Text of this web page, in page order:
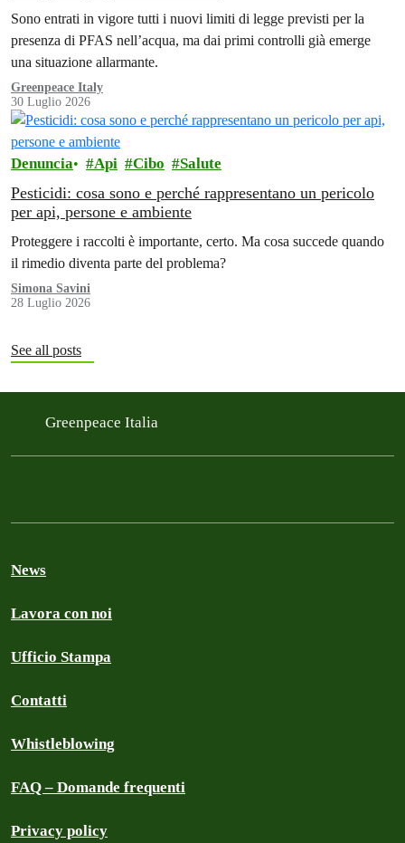
Sono entrati in vigore tutti i nuovi limiti di legge previsti per la
presenza di PFAS nell’acqua, ma dai primi controlli già emerge
una situazione allarmante.
Greenpeace Italy
30 Luglio 2026
Denuncia Api Cibo Salute
Pesticidi: cosa sono e perché rappresentano un pericolo
per api, persone e ambiente
Proteggere i raccolti è importante, certo. Ma cosa succede quando
il rimedio diventa parte del problema?
Simona Savini
28 Luglio 2026
See all posts
Greenpeace Italia
News
Lavora con noi
Ufficio Stampa
Contatti
Whistleblowing
FAQ – Domande frequenti
Privacy policy